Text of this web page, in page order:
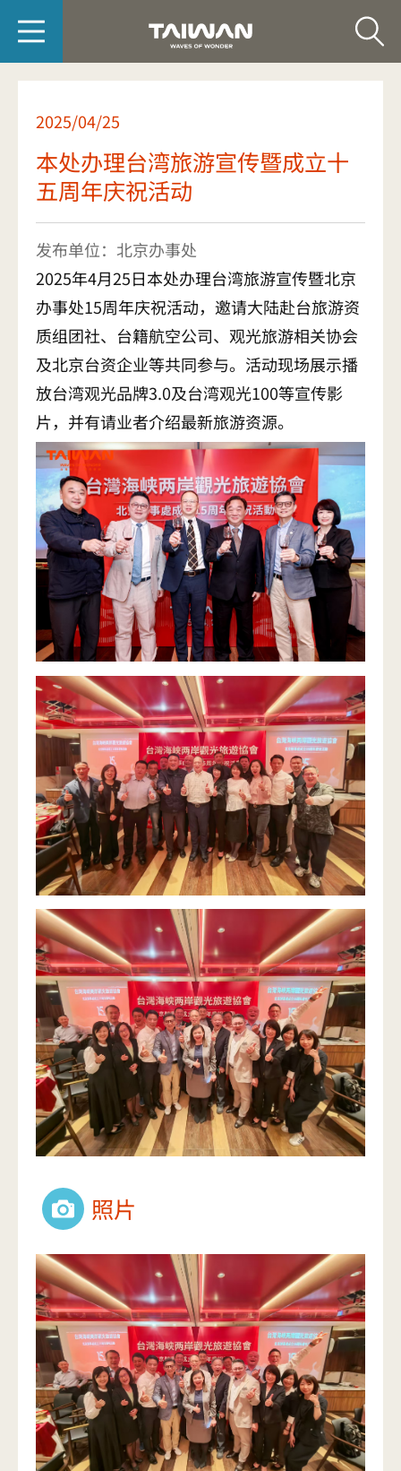
台旅会北京办事
2025/04/25
本处办理台湾旅游宣传暨成立十
五周年庆祝活动
发布单位：北京办事处
2025年4月25日本处办理台湾旅游宣传暨北京
办事处15周年庆祝活动，邀请大陆赴台旅游资
质组团社、台籍航空公司、观光旅游相关协会
及北京台资企业等共同参与。活动现场展示播
放台湾观光品牌3.0及台湾观光100等宣传影
片，并有请业者介绍最新旅游资源。
照片